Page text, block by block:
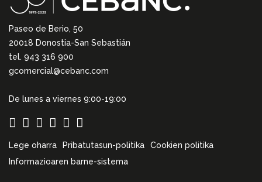
Paseo de Berio, 50
20018 Donostia-San Sebastián
tel. 943 316 900
gcomercial@cebanc.com
De lunes a viernes 9:00-19:00
Lege oharra Pribatutasun-politika
Cookien politika
Informazioaren barne-sistema